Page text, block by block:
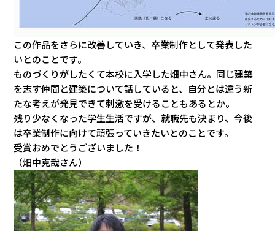
この作品をさらに改善していき、卒業制作として発表した
いとのことです。
ものづくりがしたくて本校に入学した畑中さん。同じ建築
を志す仲間と建築について話していると、自分とは違う新
たな考えが発見できて刺激を受けることもあるとか。
残り少なくなった学生生活ですが、就職先も決まり、今後
は卒業制作に向けて頑張っていきたいとのことです。
受賞おめでとうございました！
（畑中克哉さん）